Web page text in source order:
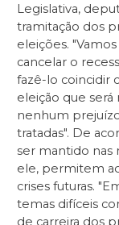
Legislativa,
tramitação dos
eleições.
cancelar o
fazê-lo coincidir
eleição que
nenhum
tratadas". De
ser mantido nas
ele, permitem
crises futuras.
temas difíceis
de carreira dos